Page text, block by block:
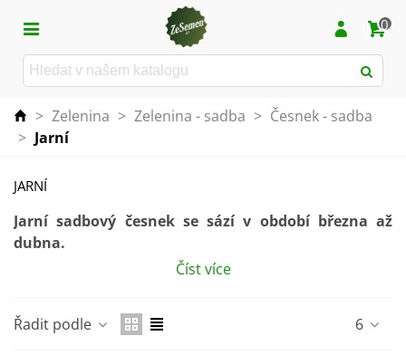
0
> Zelenina > Zelenina - sadba > Česnek - sadba
> Jarní
JARNÍ
Jarní sadbový česnek se sází v období března až
dubna.
Sklizeň úrody pak probíháv průběhu letních měsíců
Číst více
Řadit podle 6